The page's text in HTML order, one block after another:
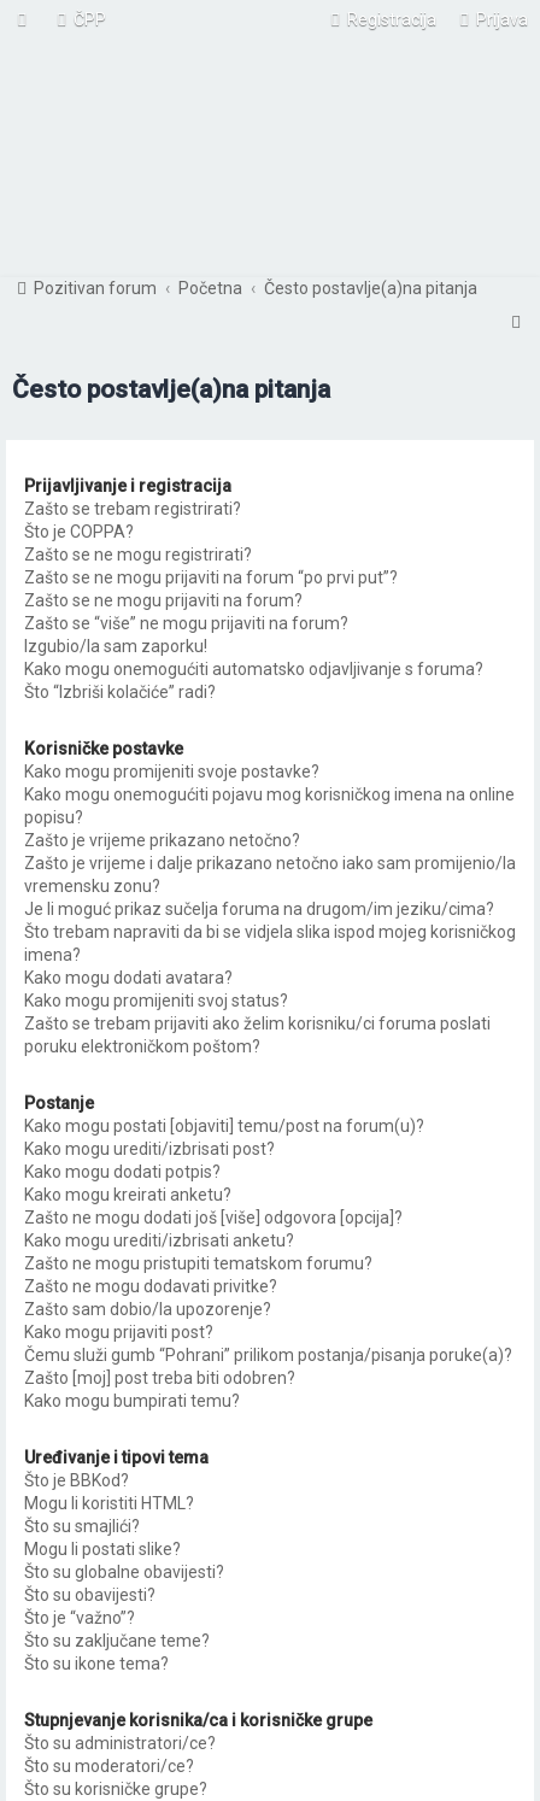
ČPP Prijava
Registracija
Pozitivan forum Početna
Često postavlje(a)na pitanja
Često postavlje(a)na pitanja
Prijavljivanje i registracija
Zašto se trebam registrirati?
Što je COPPA?
Zašto se ne mogu registrirati?
Zašto se ne mogu prijaviti na forum “po prvi put”?
Zašto se ne mogu prijaviti na forum?
Zašto se “više” ne mogu prijaviti na forum?
Izgubio/la sam zaporku!
Kako mogu onemogućiti automatsko odjavljivanje s foruma?
Što “Izbriši kolačiće” radi?
Korisničke postavke
Kako mogu promijeniti svoje postavke?
Kako mogu onemogućiti pojavu mog korisničkog imena na online
popisu?
Zašto je vrijeme prikazano netočno?
Zašto je vrijeme i dalje prikazano netočno iako sam promijenio/la
vremensku zonu?
Je li moguć prikaz sučelja foruma na drugom/im jeziku/cima?
Što trebam napraviti da bi se vidjela slika ispod mojeg korisničkog
imena?
Kako mogu dodati avatara?
Kako mogu promijeniti svoj status?
Zašto se trebam prijaviti ako želim korisniku/ci foruma poslati
poruku elektroničkom poštom?
Postanje
Kako mogu postati [objaviti] temu/post na forum(u)?
Kako mogu urediti/izbrisati post?
Kako mogu dodati potpis?
Kako mogu kreirati anketu?
Zašto ne mogu dodati još [više] odgovora [opcija]?
Kako mogu urediti/izbrisati anketu?
Zašto ne mogu pristupiti tematskom forumu?
Zašto ne mogu dodavati privitke?
Zašto sam dobio/la upozorenje?
Kako mogu prijaviti post?
Čemu služi gumb “Pohrani” prilikom postanja/pisanja poruke(a)?
Zašto [moj] post treba biti odobren?
Kako mogu bumpirati temu?
Uređivanje i tipovi tema
Što je BBKod?
Mogu li koristiti HTML?
Što su smajlići?
Mogu li postati slike?
Što su globalne obavijesti?
Što su obavijesti?
Što je “važno”?
Što su zaključane teme?
Što su ikone tema?
Stupnjevanje korisnika/ca i korisničke grupe
Što su administratori/ce?
Što su moderatori/ce?
Što su korisničke grupe?